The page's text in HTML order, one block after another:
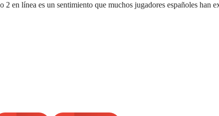
en línea es un sentimiento que muchos jugadores españoles han